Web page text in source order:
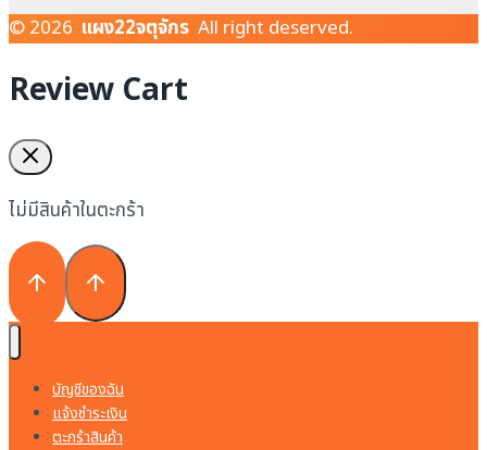
© 2026 แผง22จตุจักร All right deserved.
Review Cart
ไม่มีสินค้าในตะกร้า
บัญชีของฉัน
แจ้งชำระเงิน
ตะกร้าสินค้า